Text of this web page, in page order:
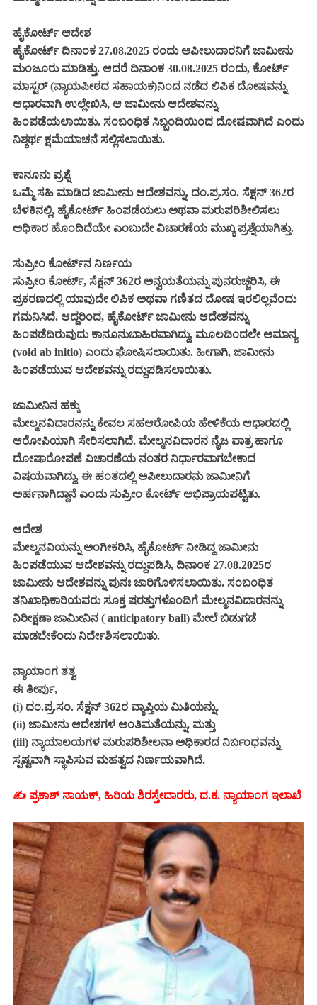
ಹೈಕೋರ್ಟ್ ಆದೇಶ
ಹೈಕೋರ್ಟ್ ದಿನಾಂಕ 27.08.2025 ರಂದು ಅಪೀಲುದಾರನಿಗೆ ಜಾಮೀನು
ಮಂಜೂರು ಮಾಡಿತ್ತು. ಆದರೆ ದಿನಾಂಕ 30.08.2025 ರಂದು, ಕೋರ್ಟ್
ಮಾಸ್ಟರ್‌ (ನ್ಯಾಯಪೀಠದ ಸಹಾಯಕ)ನಿಂದ ನಡೆದ ಲಿಪಿಕ ದೋಷವನ್ನು
ಆಧಾರವಾಗಿ ಉಲ್ಲೇಖಿಸಿ, ಆ ಜಾಮೀನು ಆದೇಶವನ್ನು
ಹಿಂಪಡೆಯಲಾಯಿತು. ಸಂಬಂಧಿತ ಸಿಬ್ಬಂದಿಯಿಂದ ದೋಷವಾಗಿದೆ ಎಂದು
ನಿಶ್ಶರ್ಥ ಕ್ಷಮೆಯಾಚನೆ ಸಲ್ಲಿಸಲಾಯಿತು.
ಕಾನೂನು ಪ್ರಶ್ನೆ
ಒಮ್ಮೆ ಸಹಿ ಮಾಡಿದ ಜಾಮೀನು ಆದೇಶವನ್ನು, ದಂ.ಪ್ರ.ಸಂ. ಸೆಕ್ಷನ್ 362ರ
ಬೆಳಕಿನಲ್ಲಿ, ಹೈಕೋರ್ಟ್ ಹಿಂಪಡೆಯಲು ಅಥವಾ ಮರುಪರಿಶೀಲಿಸಲು
ಅಧಿಕಾರ ಹೊಂದಿದೆಯೇ ಎಂಬುದೇ ವಿಚಾರಣೆಯ ಮುಖ್ಯ ಪ್ರಶ್ನೆಯಾಗಿತ್ತು.
ಸುಪ್ರೀಂ ಕೋರ್ಟ್‌ನ ನಿರ್ಣಯ
ಸುಪ್ರೀಂ ಕೋರ್ಟ್, ಸೆಕ್ಷನ್ 362ರ ಅನ್ವಯತೆಯನ್ನು ಪುನರುಚ್ಚರಿಸಿ, ಈ
ಪ್ರಕರಣದಲ್ಲಿ ಯಾವುದೇ ಲಿಪಿಕ ಅಥವಾ ಗಣಿತದ ದೋಷ ಇರಲಿಲ್ಲವೆಂದು
ಗಮನಿಸಿದೆ. ಆದ್ದರಿಂದ, ಹೈಕೋರ್ಟ್ ಜಾಮೀನು ಆದೇಶವನ್ನು
ಹಿಂಪಡೆದಿರುವುದು ಕಾನೂನುಬಾಹಿರವಾಗಿದ್ದು, ಮೂಲದಿಂದಲೇ ಅಮಾನ್ಯ
(void ab initio) ಎಂದು ಘೋಷಿಸಲಾಯಿತು. ಹೀಗಾಗಿ, ಜಾಮೀನು
ಹಿಂಪಡೆಯುವ ಆದೇಶವನ್ನು ರದ್ದುಪಡಿಸಲಾಯಿತು.
ಜಾಮೀನಿನ ಹಕ್ಕು
ಮೇಲ್ಮನವಿದಾರನನ್ನು ಕೇವಲ ಸಹಆರೋಪಿಯ ಹೇಳಿಕೆಯ ಆಧಾರದಲ್ಲಿ
ಆರೋಪಿಯಾಗಿ ಸೇರಿಸಲಾಗಿದೆ. ಮೇಲ್ಮನವಿದಾರನ ನೈಜ ಪಾತ್ರ ಹಾಗೂ
ದೋಷಾರೋಪಣೆ ವಿಚಾರಣೆಯ ನಂತರ ನಿರ್ಧಾರವಾಗಬೇಕಾದ
ವಿಷಯವಾಗಿದ್ದು, ಈ ಹಂತದಲ್ಲಿ ಅಪೀಲುದಾರನು ಜಾಮೀನಿಗೆ
ಅರ್ಹನಾಗಿದ್ದಾನೆ ಎಂದು ಸುಪ್ರೀಂ ಕೋರ್ಟ್ ಅಭಿಪ್ರಾಯಪಟ್ಟಿತು.
ಆದೇಶ
ಮೇಲ್ಮನವಿಯನ್ನು ಅಂಗೀಕರಿಸಿ, ಹೈಕೋರ್ಟ್ ನೀಡಿದ್ದ ಜಾಮೀನು
ಹಿಂಪಡೆಯುವ ಆದೇಶವನ್ನು ರದ್ದುಪಡಿಸಿ, ದಿನಾಂಕ 27.08.2025ರ
ಜಾಮೀನು ಆದೇಶವನ್ನು ಪುನಃ ಜಾರಿಗೊಳಿಸಲಾಯಿತು. ಸಂಬಂಧಿತ
ತನಿಖಾಧಿಕಾರಿಯವರು ಸೂಕ್ತ ಷರತ್ತುಗಳೊಂದಿಗೆ ಮೇಲ್ಮನವಿದಾರನನ್ನು
ನಿರೀಕ್ಷಣಾ ಜಾಮೀನಿನ ( anticipatory bail) ಮೇಲೆ ಬಿಡುಗಡೆ
ಮಾಡಬೇಕೆಂದು ನಿರ್ದೇಶಿಸಲಾಯಿತು.
ನ್ಯಾಯಾಂಗ ತತ್ವ
ಈ ತೀರ್ಪು,
(i) ದಂ.ಪ್ರ.ಸಂ. ಸೆಕ್ಷನ್ 362ರ ವ್ಯಾಪ್ತಿಯ ಮಿತಿಯನ್ನು,
(ii) ಜಾಮೀನು ಆದೇಶಗಳ ಅಂತಿಮತೆಯನ್ನು, ಮತ್ತು
(iii) ನ್ಯಾಯಾಲಯಗಳ ಮರುಪರಿಶೀಲನಾ ಅಧಿಕಾರದ ನಿರ್ಬಂಧವನ್ನು
ಸ್ಪಷ್ಟವಾಗಿ ಸ್ಥಾಪಿಸುವ ಮಹತ್ವದ ನಿರ್ಣಯವಾಗಿದೆ.
✍️ ಪ್ರಕಾಶ್ ನಾಯಕ್, ಹಿರಿಯ ಶಿರಸ್ತೇದಾರರು, ದ.ಕ. ನ್ಯಾಯಾಂಗ ಇಲಾಖೆ